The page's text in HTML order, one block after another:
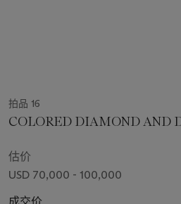
拍品 16
COLORED DIAMOND AND
估价
USD 70,000 - 100,000